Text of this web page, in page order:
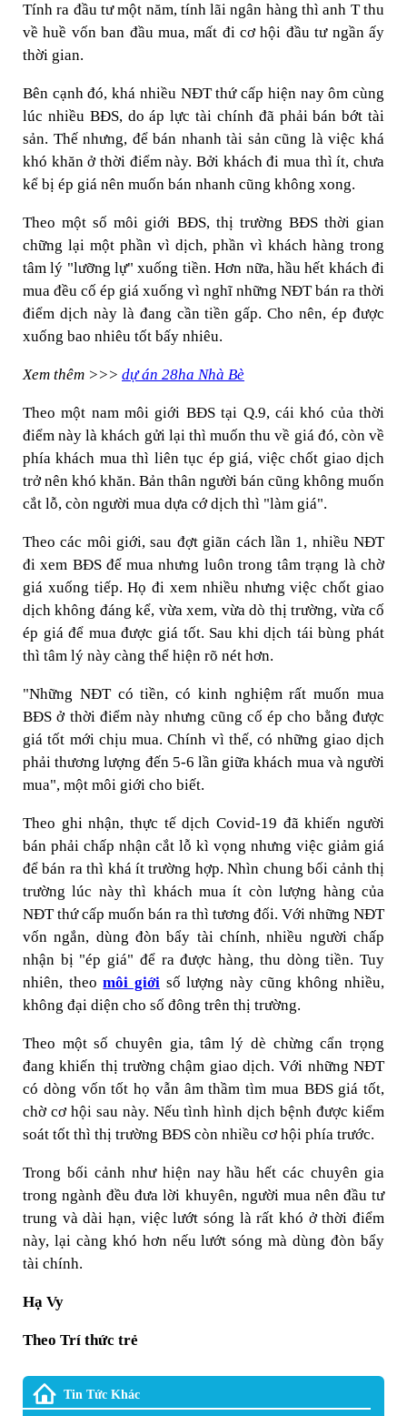
Tính ra đầu tư một năm, tính lãi ngân hàng thì anh T thu
về huề vốn ban đầu mua, mất đi cơ hội đầu tư ngần ấy
thời gian.
Bên cạnh đó, khá nhiều NĐT thứ cấp hiện nay ôm cùng
lúc nhiều BĐS, do áp lực tài chính đã phải bán bớt tài
sản. Thế nhưng, để bán nhanh tài sản cũng là việc khá
khó khăn ở thời điểm này. Bởi khách đi mua thì ít, chưa
kể bị ép giá nên muốn bán nhanh cũng không xong.
Theo một số môi giới BĐS, thị trường BĐS thời gian
chững lại một phần vì dịch, phần vì khách hàng trong
tâm lý "lưỡng lự" xuống tiền. Hơn nữa, hầu hết khách đi
mua đều cố ép giá xuống vì nghĩ những NĐT bán ra thời
điểm dịch này là đang cần tiền gấp. Cho nên, ép được
xuống bao nhiêu tốt bấy nhiêu.
Xem thêm >>> dự án 28ha Nhà Bè
Theo một nam môi giới BĐS tại Q.9, cái khó của thời
điểm này là khách gửi lại thì muốn thu về giá đó, còn về
phía khách mua thì liên tục ép giá, việc chốt giao dịch
trở nên khó khăn. Bản thân người bán cũng không muốn
cắt lỗ, còn người mua dựa cớ dịch thì "làm giá".
Theo các môi giới, sau đợt giãn cách lần 1, nhiều NĐT
đi xem BĐS để mua nhưng luôn trong tâm trạng là chờ
giá xuống tiếp. Họ đi xem nhiều nhưng việc chốt giao
dịch không đáng kể, vừa xem, vừa dò thị trường, vừa cố
ép giá để mua được giá tốt. Sau khi dịch tái bùng phát
thì tâm lý này càng thể hiện rõ nét hơn.
"Những NĐT có tiền, có kinh nghiệm rất muốn mua
BĐS ở thời điểm này nhưng cũng cố ép cho bằng được
giá tốt mới chịu mua. Chính vì thế, có những giao dịch
phải thương lượng đến 5-6 lần giữa khách mua và người
mua", một môi giới cho biết.
Theo ghi nhận, thực tế dịch Covid-19 đã khiến người
bán phải chấp nhận cắt lỗ kì vọng nhưng việc giảm giá
để bán ra thì khá ít trường hợp. Nhìn chung bối cảnh thị
trường lúc này thì khách mua ít còn lượng hàng của
NĐT thứ cấp muốn bán ra thì tương đối. Với những NĐT
vốn ngắn, dùng đòn bẩy tài chính, nhiều người chấp
nhận bị "ép giá" để ra được hàng, thu dòng tiền. Tuy
nhiên, theomôi giới số lượng này cũng không nhiều,
không đại diện cho số đông trên thị trường.
Theo một số chuyên gia, tâm lý dè chừng cẩn trọng
đang khiến thị trường chậm giao dịch. Với những NĐT
có dòng vốn tốt họ vẫn âm thầm tìm mua BĐS giá tốt,
chờ cơ hội sau này. Nếu tình hình dịch bệnh được kiểm
soát tốt thì thị trường BĐS còn nhiều cơ hội phía trước.
Trong bối cảnh như hiện nay hầu hết các chuyên gia
trong ngành đều đưa lời khuyên, người mua nên đầu tư
trung và dài hạn, việc lướt sóng là rất khó ở thời điểm
này, lại càng khó hơn nếu lướt sóng mà dùng đòn bẩy
tài chính.
Hạ Vy
Theo Trí thức trẻ
Tin Tức Khác